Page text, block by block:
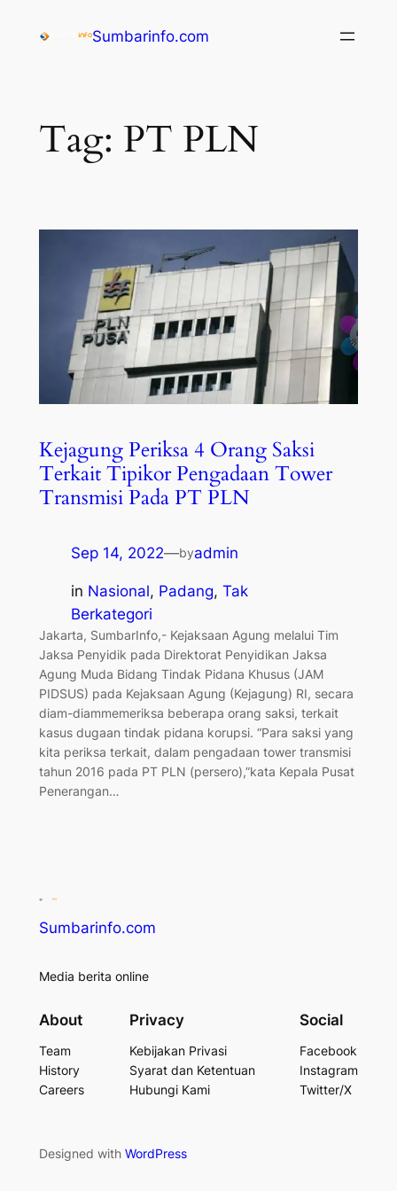
Sumbarinfo.com
Tag: PT PLN
Kejagung Periksa 4 Orang Saksi
Terkait Tipikor Pengadaan Tower
Transmisi Pada PT PLN
Sep 14, 2022—byadmin
in Nasional, Padang, Tak
Berkategori
Jakarta, SumbarInfo,- Kejaksaan Agung melalui Tim
Jaksa Penyidik pada Direktorat Penyidikan Jaksa
Agung Muda Bidang Tindak Pidana Khusus (JAM
PIDSUS) pada Kejaksaan Agung (Kejagung) RI, secara
diam-diammemeriksa beberapa orang saksi, terkait
kasus dugaan tindak pidana korupsi. “Para saksi yang
kita periksa terkait, dalam pengadaan tower transmisi
tahun 2016 pada PT PLN (persero),”kata Kepala Pusat
Penerangan…
Sumbarinfo.com
Media berita online
About
Team
History
Careers
Privacy
Kebijakan Privasi
Syarat dan Ketentuan
Hubungi Kami
Social
Facebook
Instagram
Twitter/X
Designed with WordPress